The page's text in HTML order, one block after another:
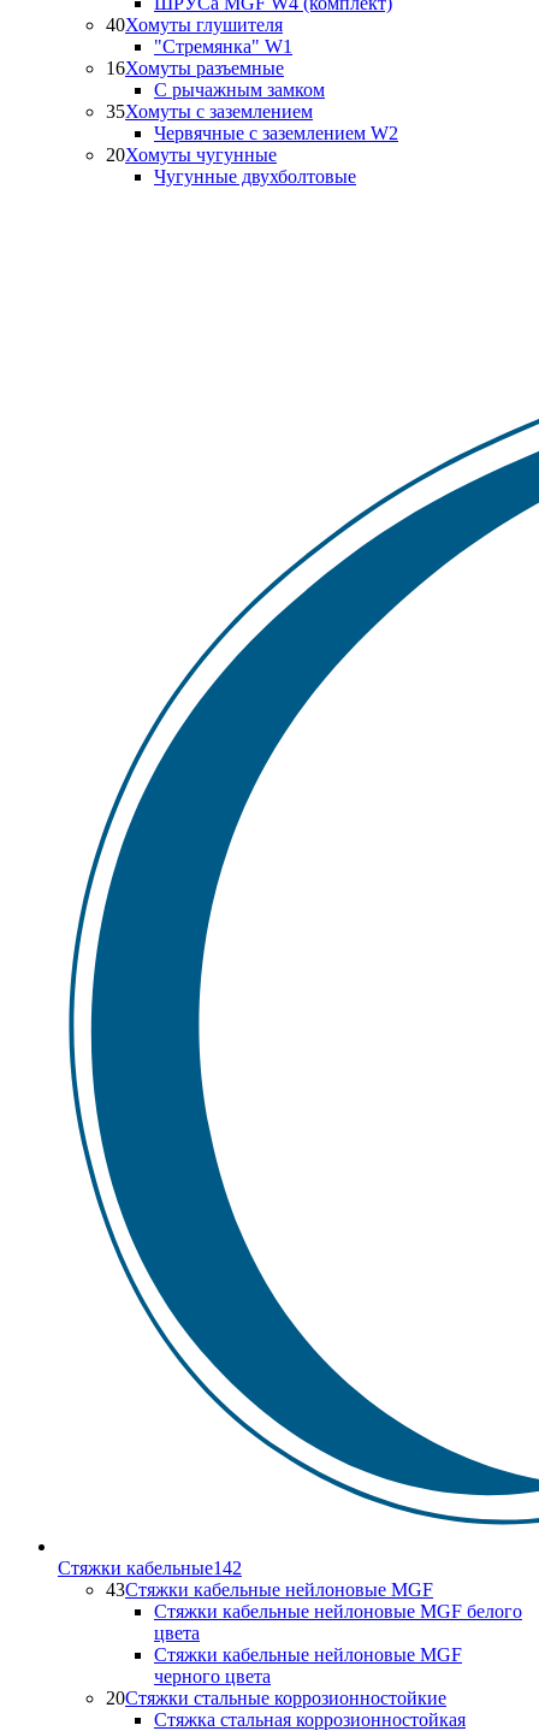
40Хомуты глушителя
"Стремянка" W1
16Хомуты разъемные
С рычажным замком
35Хомуты с заземлением
Червячные с заземлением W2
20Хомуты чугунные
Чугунные двухболтовые
Стяжки кабельные142
43Стяжки кабельные нейлоновые MGF
Стяжки кабельные нейлоновые MGF белого
цвета
Стяжки кабельные нейлоновые MGF
черного цвета
20Стяжки стальные коррозионностойкие
Стяжка стальная коррозионностойкая